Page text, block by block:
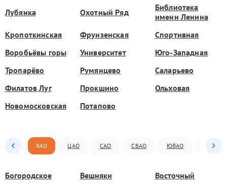
Лубянка Охотный Ряд
Библиотека
имени Ленина
Кропоткинская
Фрунзенская
Спортивная
Воробьёвы горы
Университет
Юго-Западная
Тропарёво
Румянцево
Саларьево
Филатов Луг
Прокшино
Ольховая
Новомосковская
Потапово
ВАО ЦАО САО СВАО ЮВАО ЮАО
Богородское Вешняки Восточный